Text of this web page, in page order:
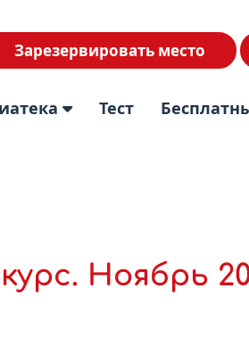
Зарезервировать место
Тест
Ноябрь